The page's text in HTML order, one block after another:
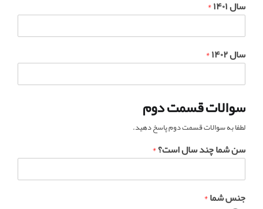
سال ۱۴۰۱ *
سال ۱۴۰۲ *
سوالات قسمت دوم
لطفا به سوالات قسمت دوم پاسخ دهید.
سن شما چند سال است؟*
جنس شما*